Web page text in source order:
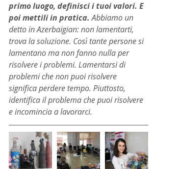
primo luogo, definisci i tuoi valori. E
poi mettili in pratica. Abbiamo un
detto in Azerbaigian: non lamentarti,
trova la soluzione. Così tante persone si
lamentano ma non fanno nulla per
risolvere i problemi. Lamentarsi di
problemi che non puoi risolvere
significa perdere tempo. Piuttosto,
identifica il problema che puoi risolvere
e incomincia a lavorarci.